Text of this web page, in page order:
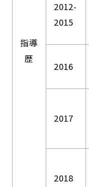
指導
歴
2012-
2015
2016
2017
2018